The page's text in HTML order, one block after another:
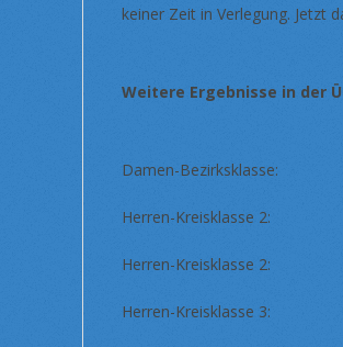
keiner Zeit in Verlegung. Jetzt
Weitere Ergebnisse in der
Damen-
Herren-Kreisklasse
Herren-Kreisklasse 2:
Herren-